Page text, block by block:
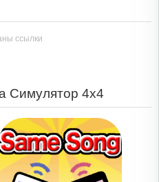
ссылки
Симулятор 4x4